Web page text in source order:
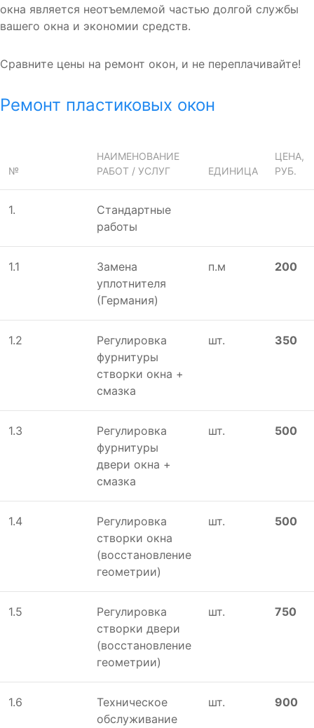
окна является неотъемлемой частью долгой службы
вашего окна и экономии средств.
Сравните цены на ремонт окон, и не переплачивайте!
Ремонт пластиковых окон
№
НАИМЕНОВАНИЕ
РАБОТ / УСЛУГ
ЕДИНИЦА
ЦЕНА,
РУБ.
1.
Стандартные
работы
1.1
Замена
уплотнителя
(Германия)
п.м 200
1.2
Регулировка
фурнитуры
створки окна +
смазка
шт. 350
1.3
Регулировка
фурнитуры
двери окна +
смазка
шт. 500
1.4
Регулировка
створки окна
(восстановление
геометрии)
шт. 500
1.5
Регулировка
створки двери
(восстановление
геометрии)
шт. 750
1.6
Техническое
обслуживание
шт. 900